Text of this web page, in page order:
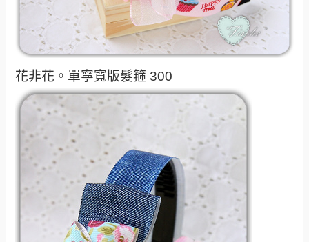
花非花。單寧寬版髮箍 300